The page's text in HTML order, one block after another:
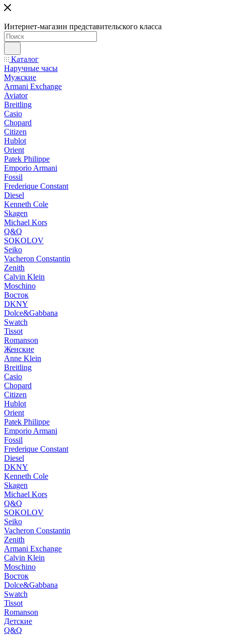
Интернет-магазин представительского класса
Каталог
Наручные часы
Мужские
Armani Exchange
Aviator
Breitling
Casio
Chopard
Citizen
Hublot
Orient
Patek Philippe
Emporio Armani
Fossil
Frederique Constant
Diesel
Kenneth Cole
Skagen
Michael Kors
Q&Q
SOKOLOV
Seiko
Vacheron Constantin
Zenith
Calvin Klein
Moschino
Восток
DKNY
Dolce&Gabbana
Swatch
Tissot
Romanson
Женские
Anne Klein
Breitling
Casio
Chopard
Citizen
Hublot
Orient
Patek Philippe
Emporio Armani
Fossil
Frederique Constant
Diesel
DKNY
Kenneth Cole
Skagen
Michael Kors
Q&Q
SOKOLOV
Seiko
Vacheron Constantin
Zenith
Armani Exchange
Calvin Klein
Moschino
Восток
Dolce&Gabbana
Swatch
Tissot
Romanson
Детские
Q&Q